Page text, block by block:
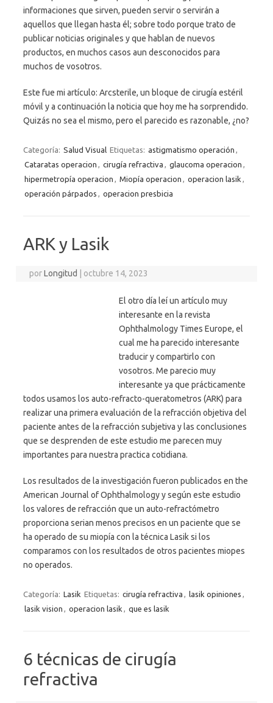
informaciones que sirven, pueden servir o servirán a
aquellos que llegan hasta él; sobre todo porque trato de
publicar noticias originales y que hablan de nuevos
productos, en muchos casos aun desconocidos para
muchos de vosotros.
Este fue mi artículo: Arcsterile, un bloque de cirugía estéril
móvil y a continuación la noticia que hoy me ha sorprendido.
Quizás no sea el mismo, pero el parecido es razonable, ¿no?
Categoría: Salud Visual Etiquetas: astigmatismo operación ,
Cataratas operacion , cirugía refractiva , glaucoma operacion ,
hipermetropía operacion , Miopía operacion , operacion lasik ,
operación párpados , operacion presbicia
ARK y Lasik
porLongitud octubre 14, 2023
El otro día leí un artículo muy
interesante en la revista
Ophthalmology Times Europe, el
cual me ha parecido interesante
traducir y compartirlo con
vosotros. Me parecio muy
interesante ya que prácticamente
todos usamos los auto-refracto-queratometros (ARK) para
realizar una primera evaluación de la refracción objetiva del
paciente antes de la refracción subjetiva y las conclusiones
que se desprenden de este estudio me parecen muy
importantes para nuestra practica cotidiana.
Los resultados de la investigación fueron publicados en the
American Journal of Ophthalmology y según este estudio
los valores de refracción que un auto-refractómetro
proporciona serian menos precisos en un paciente que se
ha operado de su miopía con la técnica Lasik si los
comparamos con los resultados de otros pacientes miopes
no operados.
Categoría: Lasik Etiquetas: cirugía refractiva , lasik opiniones ,
lasik vision , operacion lasik , que es lasik
6 técnicas de cirugía
refractiva